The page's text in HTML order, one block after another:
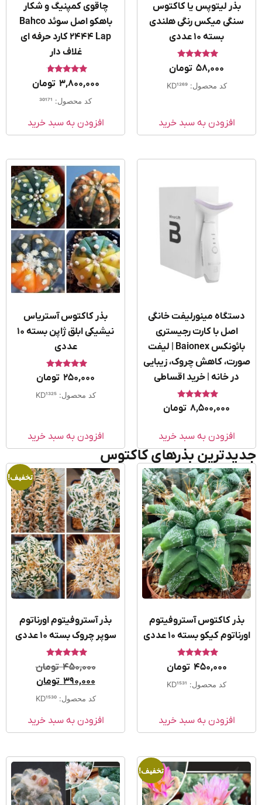
بذر لیتوپس یا کاکتوس
میکس رنگی هلندی
بسته ۱۰ عددی
4.75
58,000 تومان
کد محصول: KD1269
افزودن به سبد خرید
چاقوی کمپنیگ و شکار
باهکو اصل سوئد Bahco
2444 Lap کارد حرفه ای
غلاف دار
4.50
3,800,000 تومان
کد محصول: 30171
افزودن به سبد خرید
مینورلیفت خانگی
اصل با کارت رجیستری
بائونکس Baionex | لیفت
کاهش چروک، زیبایی
در خانه | خرید اقساطی
5.00
8,500,000 تومان
افزودن به سبد خرید
بذر کاکتوس آستریاس
نیشیکی ابلق ژاپن بسته ۱۰
عددی
5.00
250,000 تومان
کد محصول: KD1325
افزودن به سبد خرید
بذرهای کاکتوس
کاکتوس آستروفیتوم
کیکو بسته 10 عددی
5.00
450,000 تومان
کد محصول: KD1531
افزودن به سبد خرید
تخفیف!
بذر آستروفیتوم اورناتوم
سوپر چروک بسته 10 عددی
5.00
از 5
450,000 تومان
390,000 تومان
کد محصول: KD1530
افزودن به سبد خرید
تخفیف!